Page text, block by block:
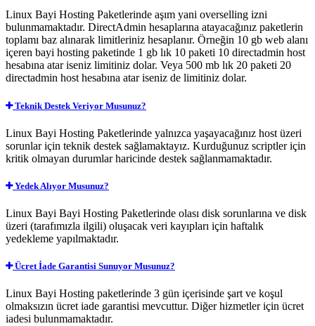
Linux Bayi Hosting Paketlerinde aşım yani overselling izni
bulunmamaktadır. DirectAdmin hesaplarına atayacağınız paketlerin
toplamı baz alınarak limitleriniz hesaplanır. Örneğin 10 gb web alanı
içeren bayi hosting paketinde 1 gb lık 10 paketi 10 directadmin host
hesabına atar iseniz limitiniz dolar. Veya 500 mb lık 20 paketi 20
directadmin host hesabına atar iseniz de limitiniz dolar.
Teknik Destek Veriyor Musunuz?
Linux Bayi Hosting Paketlerinde yalnızca yaşayacağınız host üzeri
sorunlar için teknik destek sağlamaktayız. Kurduğunuz scriptler için
kritik olmayan durumlar haricinde destek sağlanmamaktadır.
Yedek Alıyor Musunuz?
Linux Bayi Bayi Hosting Paketlerinde olası disk sorunlarına ve disk
üzeri (tarafımızla ilgili) oluşacak veri kayıpları için haftalık
yedekleme yapılmaktadır.
Ücret İade Garantisi Sunuyor Musunuz?
Linux Bayi Hosting paketlerinde 3 gün içerisinde şart ve koşul
olmaksızın ücret iade garantisi mevcuttur. Diğer hizmetler için ücret
iadesi bulunmamaktadır.